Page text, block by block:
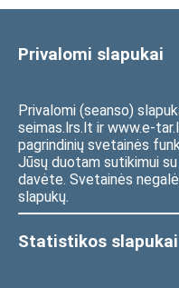
Privalomi slapukai
Privalomi (seanso)
seimas.lrs.lt ir www.e-
pagrindinių svetainės
Jūsų duotam sutikimui
davėte. Svetainės
slapukų.
Statistikos slapukai